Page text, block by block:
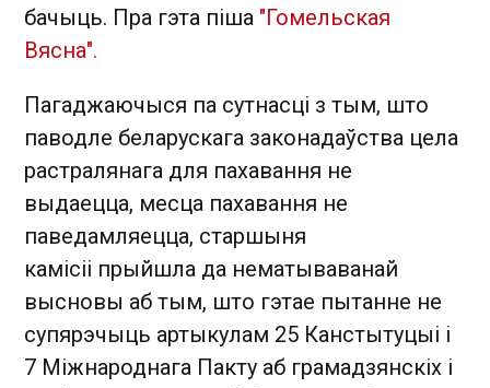
бачыць. Пра гэта піша "Гомельская
Вясна".
Пагаджаючыся па сутнасці з тым, што
паводле беларускага законадаўства цела
растралянага для пахавання не
выдаецца, месца пахавання не
паведамляецца, старшыня
камісіі прыйшла да нематываванай
высновы аб тым, што гэтае пытанне не
супярэчыць артыкулам 25 Канстытуцыі і
7 Міжнароднага Пакту аб грамадзянскіх і